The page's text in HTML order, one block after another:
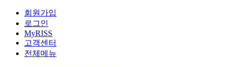
회원가입
로그인
MyRISS
고객센터
전체메뉴